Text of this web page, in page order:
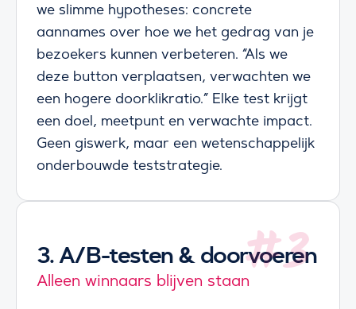
we slimme hypotheses: concrete
aannames over hoe we het gedrag van je
bezoekers kunnen verbeteren. “Als we
deze button verplaatsen, verwachten we
een hogere doorklikratio.” Elke test krijgt
een doel, meetpunt en verwachte impact.
Geen giswerk, maar een wetenschappelijk
onderbouwde teststrategie.
3.A/B-testen & doorvoeren
Alleen winnaars blijven staan